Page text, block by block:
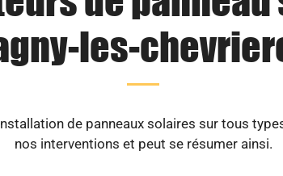
les-
de panneaux solaires sur tous
nos interventions et peut se résumer ainsi.